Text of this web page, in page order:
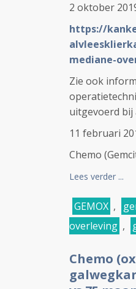
2 oktober
https://
mediane-
Zie ook
uitgevoerd
11 februari
Chemo
Lees verder ...
GEMOX ,
overleving ,
Chemo